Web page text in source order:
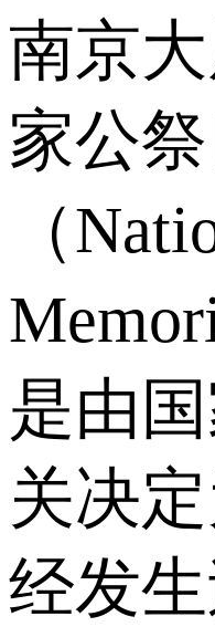
南京
家公祭
（
是由
关决
经发